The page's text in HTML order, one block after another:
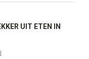
UIT ETEN IN